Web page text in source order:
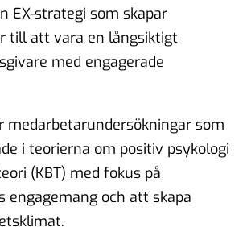
EX-strategi som skapar
till att vara en långsiktigt
med engagerade
medarbetarundersökningar som
i teorierna om positiv psykologi
(KBT) med fokus på
engagemang och att skapa